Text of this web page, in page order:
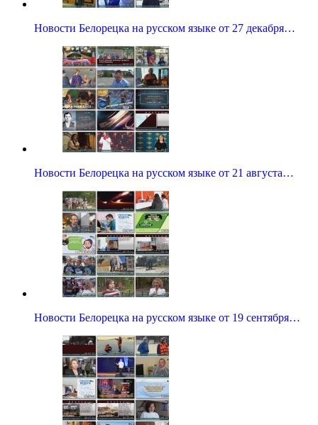
Новости Белорецка на русском языке от 27 декабря…
Новости Белорецка на русском языке от 21 августа…
Новости Белорецка на русском языке от 19 сентября…